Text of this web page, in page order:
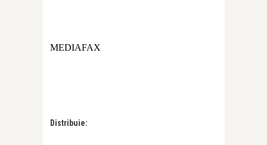
MEDIAFAX
Distribuie: